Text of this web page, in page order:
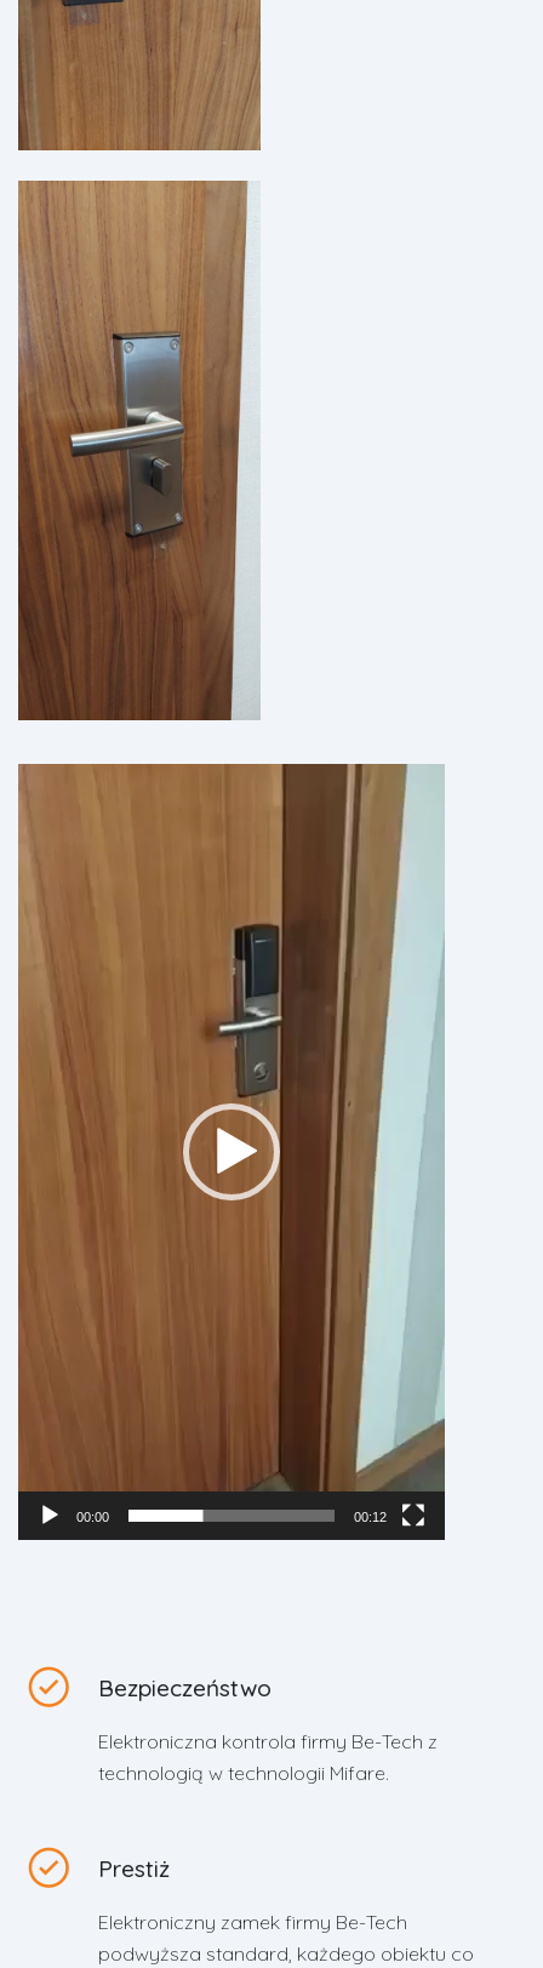
00:00 00:12
Bezpieczeństwo
Elektroniczna kontrola firmy Be-Tech z
technologią w technologii Mifare.
Prestiż
Elektroniczny zamek firmy Be-Tech
podwyższa standard, każdego obiektu co